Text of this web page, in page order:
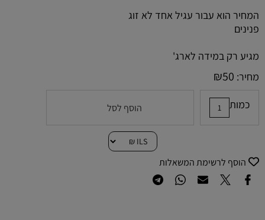
המחיר הוא עבור עגיל אחד לא זוג
פנינים
מגיע רק במידה לארג'
מחיר:
₪50
כמות הוסף לסל
הוסף לרשימת המשאלות